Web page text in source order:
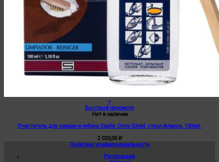
+
Быстрый просмотр
Нет в наличии
Очиститель для замши и нубука Saphir Omni DAIM, стекл.флакон, 100мл.
2 020,00 ₽
Политика конфиденциальности
Распродажа